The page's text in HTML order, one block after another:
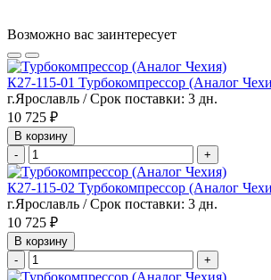
Возможно вас заинтересует
К27-115-01 Турбокомпрессор (Аналог
г.Ярославль / Срок поставки: 3 дн.
10 725 ₽
В корзину
-
+
К27-115-02 Турбокомпрессор (Аналог
г.Ярославль / Срок поставки: 3 дн.
10 725 ₽
В корзину
-
+